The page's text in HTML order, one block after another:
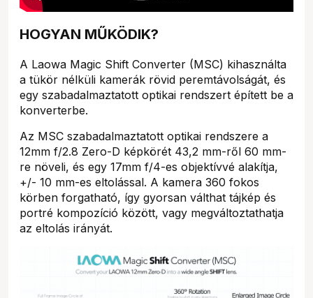
HOGYAN MŰKÖDIK?
A Laowa Magic Shift Converter (MSC) kihasználta
a tükör nélküli kamerák rövid peremtávolságát, és
egy szabadalmaztatott optikai rendszert épített be a
konverterbe.
Az MSC szabadalmaztatott optikai rendszere a
12mm f/2.8 Zero-D képkörét 43,2 mm-ről 60 mm-
re növeli, és egy 17mm f/4-es objektívvé alakítja,
+/- 10 mm-es eltolással. A kamera 360 fokos
körben forgatható, így gyorsan válthat tájkép és
portré kompozíció között, vagy megváltoztathatja
az eltolás irányát.